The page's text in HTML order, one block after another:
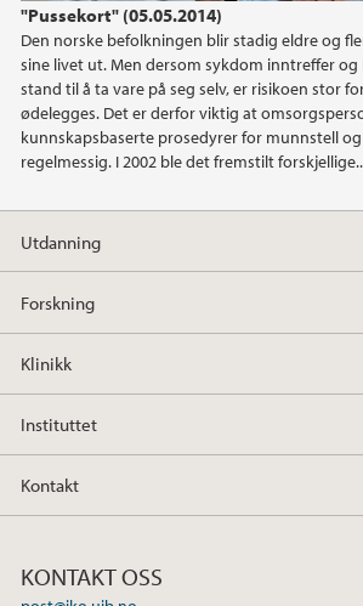
"Pussekort" (05.05.2014)
Den norske befolkningen blir stadig eldre og
sine livet ut. Men dersom sykdom inntreffer og
stand til å ta vare på seg selv, er risikoen stor
ødelegges. Det er derfor viktig at
kunnskapsbaserte prosedyrer for munnstell
regelmessig. I 2002 ble det fremstilt
Utdanning
Forskning
Klinikk
Instituttet
Kontakt
KONTAKT OSS